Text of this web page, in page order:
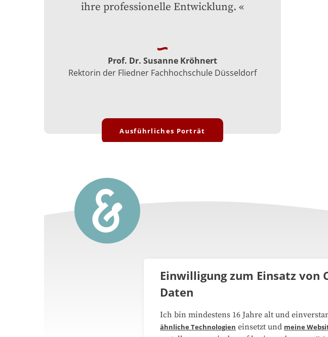
ihre professionelle Entwicklung.
Prof. Dr. Susanne Kröhnert
Rektorin der Fliedner Fachhochschule Düsseldorf
Ausführliches Porträt
Medienarbeit
Einwilligung zum Einsatz von
Daten
Ich bin mindestens 16 Jahre alt und
ähnliche Technologien einsetzt und meine